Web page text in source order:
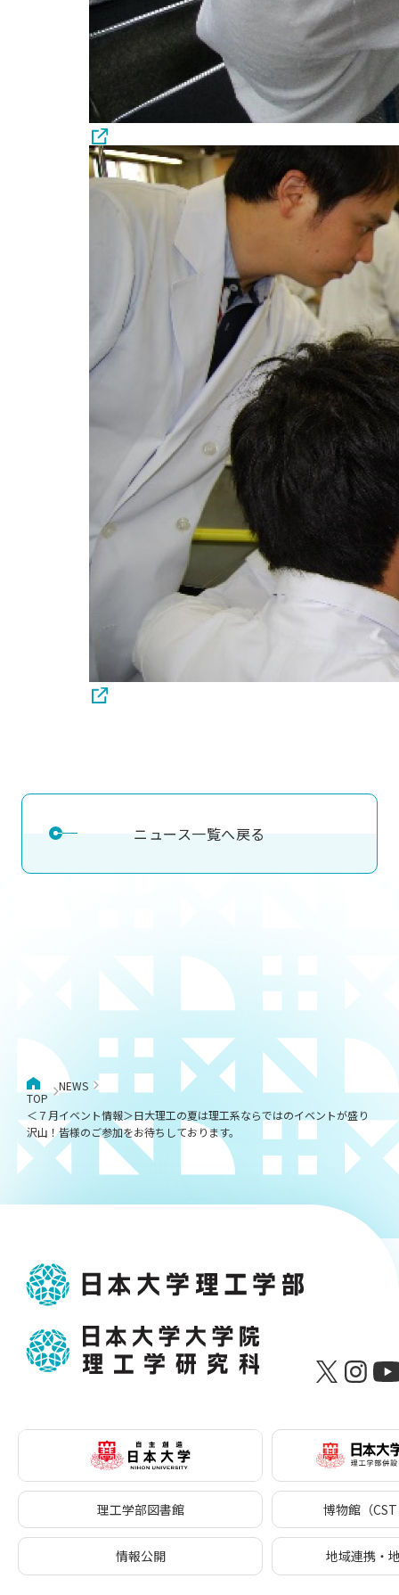
ニュース一覧へ戻る
TOP
NEWS
＜７月イベント情報＞日大理工の夏は理工系ならではのイベントが盛り
沢山！皆様のご参加をお待ちしております。
理工学部図書館 博物館（
情報公開 地域連携・